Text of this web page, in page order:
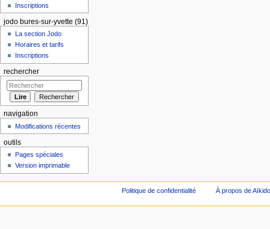
Inscriptions
jodo bures-sur-yvette (91)
La section Jodo
Horaires et tarifs
Inscriptions
rechercher
navigation
Modifications récentes
outils
Pages spéciales
Version imprimable
Politique de confidentialité À propos de